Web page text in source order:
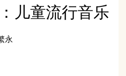
儿童流行音乐
永